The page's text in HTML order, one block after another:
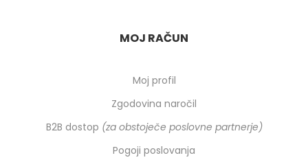
MOJ RAČUN
Moj profil
Zgodovina naročil
B2B dostop (za obstoječe poslovne partnerje)
Pogoji poslovanja